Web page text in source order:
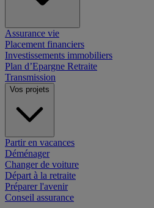
Assurance vie
Placement financiers
Investissements immobiliers
Plan d’Epargne Retraite
Transmission
Vos projets
Partir en vacances
Déménager
Changer de voiture
Départ à la retraite
Préparer l'avenir
Conseil assurance